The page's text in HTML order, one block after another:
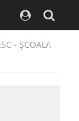
- ȘCOALA